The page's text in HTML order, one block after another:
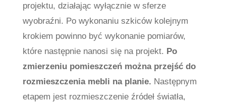
projektu, działając wyłącznie w sferze
wyobraźni. Po wykonaniu szkiców kolejnym
krokiem powinno być wykonanie pomiarów,
które następnie nanosi się na projekt. Po
zmierzeniu pomieszczeń można przejść do
rozmieszczenia mebli na planie. Następnym
etapem jest rozmieszczenie źródeł światła,